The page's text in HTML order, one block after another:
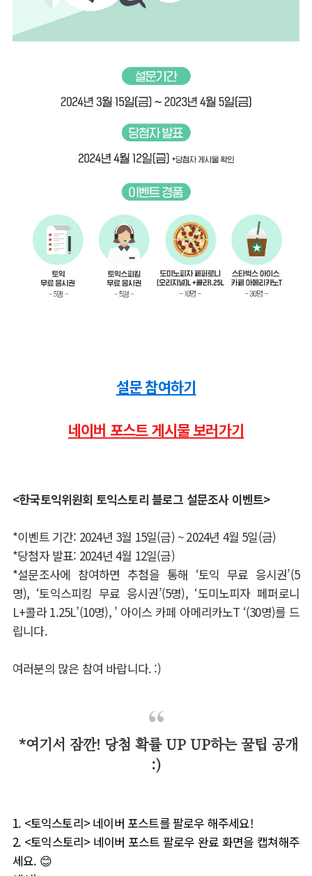
설문 참여하기
네이버 포스트 게시물 보러가기
<한국토익위원회 토익스토리 블로그 설문조사 이벤트>
*이벤트 기간: 2024년 3월 15일(금) ~ 2024년 4월 5일(금)
*당첨자 발표: 2024년 4월 12일(금)
*설문조사에 참여하면 추첨을 통해 ‘토익 무료 응시권’(5
명), ‘토익스피킹 무료 응시권’(5명), ‘도미노피자 페퍼로니
L+콜라1.25L’(10명), ' 아이스 카페 아메리카노T ‘(30명)를 드
립니다.
여러분의 많은 참여 바랍니다. :)
*여기서 잠깐! 당첨 확률 UP UP하는 꿀팁 공개
:)
1. <토익스토리> 네이버 포스트를 팔로우 해주세요!
2. <토익스토리> 네이버 포스트 팔로우 완료 화면을 캡쳐해주
세요. 😊